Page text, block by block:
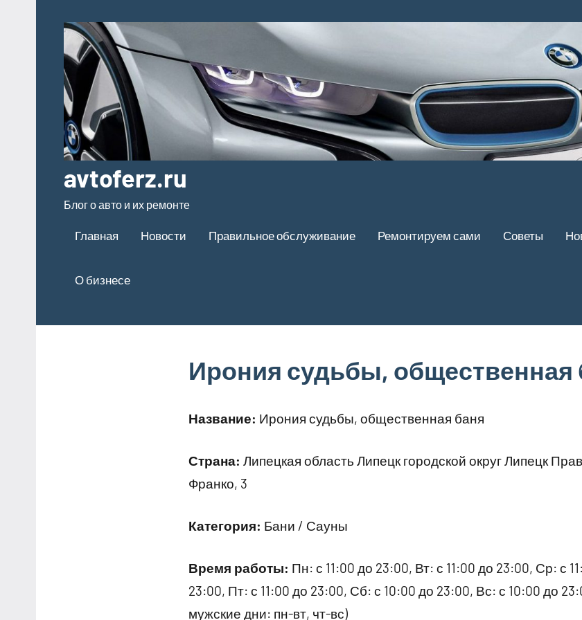
содержимому
avtoferz.ru
Блог о авто и их ремонте
Главная Новости Правильное обслуживание Ремонтируем сами Советы
О бизнесе
Ирония судьбы, общественная
Название: Ирония судьбы, общественная баня
Страна: Липецкая область Липецк городской округ Липецк
Франко, 3
Категория: Бани / Сауны
Время работы: Пн: с 11:00 до 23:00, Вт: с 11:00 до 23:00, Ср: с
23:00, Пт: с 11:00 до 23:00, Сб: с 10:00 до 23:00, Вс: с 10:00 до
мужские дни: пн-вт, чт-вс)